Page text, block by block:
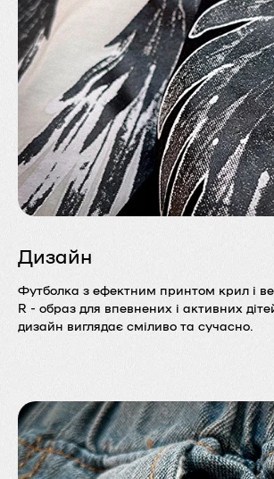
Дизайн
Футболка з ефектним принтом крил і
R - образ для впевнених і активних
дизайн виглядає сміливо та сучасно.